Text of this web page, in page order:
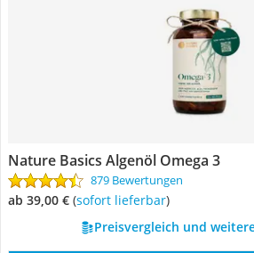
Nature Basics Algenöl Omega 3
879 Bewertungen
ab 39,00 € ( Sofort lieferbar)
Preisvergleich und